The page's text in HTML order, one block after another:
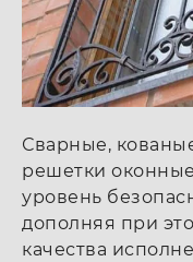
Сварные,
решетки
уровень
дополняя при
качества